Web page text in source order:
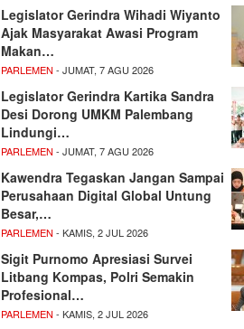
Legislator Gerindra Wihadi Wiyanto
Ajak Masyarakat Awasi Program
Makan…
PARLEMEN - JUMAT, 7 AGU 2026
Legislator Gerindra Kartika Sandra
Desi Dorong UMKM Palembang
Lindungi…
PARLEMEN - JUMAT, 7 AGU 2026
Kawendra Tegaskan Jangan Sampai
Perusahaan Digital Global Untung
Besar,…
PARLEMEN - KAMIS, 2 JUL 2026
Sigit Purnomo Apresiasi Survei
Litbang Kompas, Polri Semakin
Profesional…
PARLEMEN - KAMIS, 2 JUL 2026